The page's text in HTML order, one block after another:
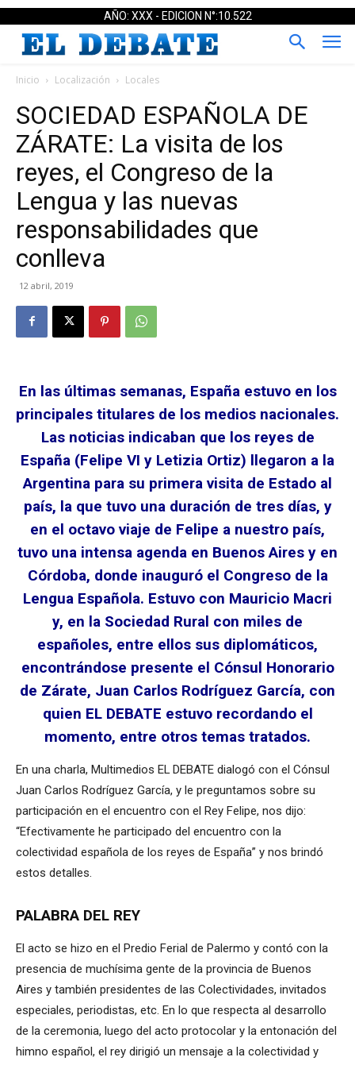
AÑO: XXX - EDICION N°:10.522
Inicio Localización Locales
SOCIEDAD ESPAÑOLA DE
ZÁRATE: La visita de los
reyes, el Congreso de la
Lengua y las nuevas
responsabilidades que
conlleva
12 abril, 2019
En las últimas semanas, España estuvo en los
principales titulares de los medios nacionales.
Las noticias indicaban que los reyes de
España (Felipe VI y Letizia Ortiz) llegaron a la
Argentina para su primera visita de Estado al
país, la que tuvo una duración de tres días, y
en el octavo viaje de Felipe a nuestro país,
tuvo una intensa agenda en Buenos Aires y en
Córdoba, donde inauguró el Congreso de la
Lengua Española. Estuvo con Mauricio Macri
y, en la Sociedad Rural con miles de
españoles, entre ellos sus diplomáticos,
encontrándose presente el Cónsul Honorario
de Zárate, Juan Carlos Rodríguez García, con
quien EL DEBATE estuvo recordando el
momento, entre otros temas tratados.
En una charla, Multimedios EL DEBATE dialogó con el Cónsul
Juan Carlos Rodríguez García, y le preguntamos sobre su
participación en el encuentro con el Rey Felipe, nos dijo:
“Efectivamente he participado del encuentro con la
colectividad española de los reyes de España” y nos brindó
estos detalles.
PALABRA DEL REY
El acto se hizo en el Predio Ferial de Palermo y contó con la
presencia de muchísima gente de la provincia de Buenos
Aires y también presidentes de las Colectividades, invitados
especiales, periodistas, etc. En lo que respecta al desarrollo
de la ceremonia, luego del acto protocolar y la entonación del
himno español, el rey dirigió un mensaje a la colectividad y